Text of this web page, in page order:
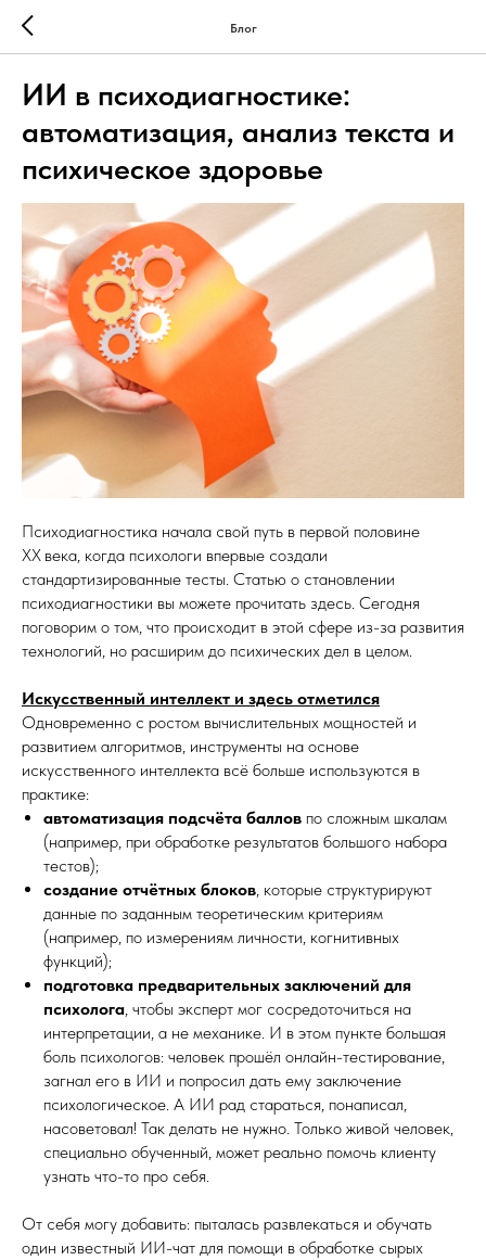
Блог
ИИ в психодиагностике:
автоматизация, анализ текста и
психическое здоровье
Психодиагностика начала свой путь в первой половине
XX века, когда психологи впервые создали
стандартизированные тесты. Статью о становлении
психодиагностики вы можете прочитать здесь. Сегодня
поговорим о том, что происходит в этой сфере из-за развития
технологий, но расширим до психических дел в целом.
Искусственный интеллект и здесь отметился
Одновременно с ростом вычислительных мощностей и
развитием алгоритмов, инструменты на основе
искусственного интеллекта всё больше используются в
практике:
автоматизация подсчёта баллов по сложным шкалам
(например, при обработке результатов большого набора
тестов);
создание отчётных блоков, которые структурируют
данные по заданным теоретическим критериям
(например, по измерениям личности, когнитивных
функций);
подготовка предварительных заключений для
психолога, чтобы эксперт мог сосредоточиться на
интерпретации, а не механике. И в этом пункте большая
боль психологов: человек прошёл онлайн-тестирование,
загнал его в ИИ и попросил дать ему заключение
психологическое. А ИИ рад стараться, понаписал,
насоветовал! Так делать не нужно. Только живой человек,
специально обученный, может реально помочь клиенту
узнать что-то про себя.
От себя могу добавить: пыталась развлекаться и обучать
один известный ИИ-чат для помощи в обработке сырых